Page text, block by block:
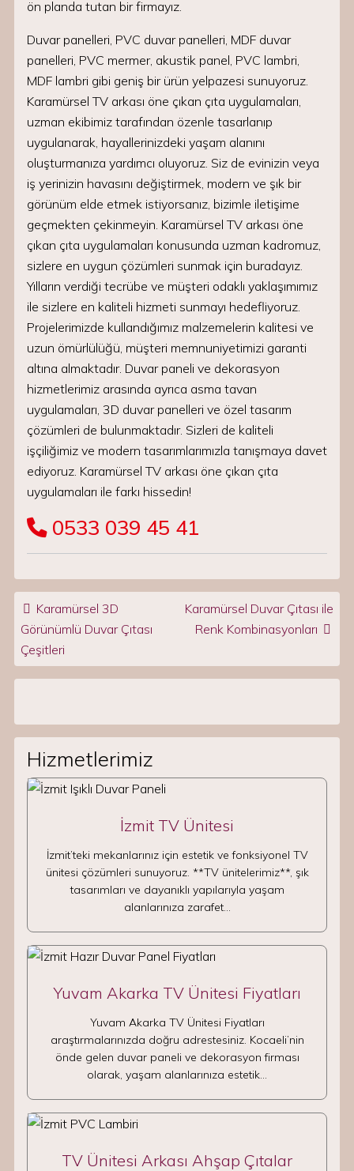
ön planda tutan bir firmayız.
Duvar panelleri, PVC duvar panelleri, MDF duvar
panelleri, PVC mermer, akustik panel, PVC lambri,
MDF lambri gibi geniş bir ürün yelpazesi sunuyoruz.
Karamürsel TV arkası öne çıkan çıta uygulamaları,
uzman ekibimiz tarafından özenle tasarlanıp
uygulanarak, hayallerinizdeki yaşam alanını
oluşturmanıza yardımcı oluyoruz. Siz de evinizin veya
iş yerinizin havasını değiştirmek, modern ve şık bir
görünüm elde etmek istiyorsanız, bizimle iletişime
geçmekten çekinmeyin. Karamürsel TV arkası öne
çıkan çıta uygulamaları konusunda uzman kadromuz,
sizlere en uygun çözümleri sunmak için buradayız.
Yılların verdiği tecrübe ve müşteri odaklı yaklaşımımız
ile sizlere en kaliteli hizmeti sunmayı hedefliyoruz.
Projelerimizde kullandığımız malzemelerin kalitesi ve
uzun ömürlülüğü, müşteri memnuniyetimizi garanti
altına almaktadır. Duvar paneli ve dekorasyon
hizmetlerimiz arasında ayrıca asma tavan
uygulamaları, 3D duvar panelleri ve özel tasarım
çözümleri de bulunmaktadır. Sizleri de kaliteli
işçiliğimiz ve modern tasarımlarımızla tanışmaya davet
ediyoruz. Karamürsel TV arkası öne çıkan çıta
uygulamaları ile farkı hissedin!
0533 039 45 41
Post navigation
Karamürsel 3D
Görünümlü Duvar Çıtası
Çeşitleri
Karamürsel Duvar Çıtası ile
Renk Kombinasyonları
Hizmetlerimiz
İzmit TV Ünitesi
İzmit’teki mekanlarınız için estetik ve fonksiyonel TV
ünitesi çözümleri sunuyoruz. **TV ünitelerimiz**, şık
tasarımları ve dayanıklı yapılarıyla yaşam
alanlarınıza zarafet…
Yuvam Akarka TV Ünitesi Fiyatları
Yuvam Akarka TV Ünitesi Fiyatları
araştırmalarınızda doğru adrestesiniz. Kocaeli’nin
önde gelen duvar paneli ve dekorasyon firması
olarak, yaşam alanlarınıza estetik…
TV Ünitesi Arkası Ahşap Çıtalar